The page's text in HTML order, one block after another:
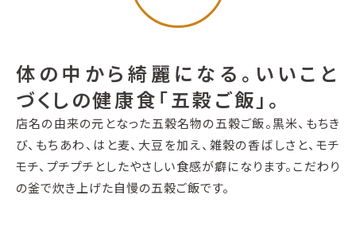
体の中から綺麗になる。いいこと
づくしの健康食「五穀ご飯」。
店名の由来の元となった五穀名物の五穀ご飯。黒米、もちき
び、もちあわ、はと麦、大豆を加え、雑穀の香ばしさと、モチ
モチ、プチプチとしたやさしい食感が癖になります。こだわり
の釜で炊き上げた自慢の五穀ご飯です。